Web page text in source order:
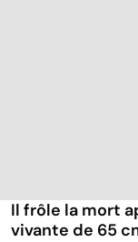
Il frôle la mort
vivante de 65